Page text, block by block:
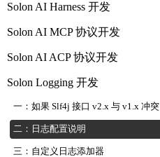
Solon AI Harness 开发
Solon AI MCP 协议开发
Solon AI ACP 协议开发
Solon Logging 开发
一：如果 Slf4j 接口 v2.x 与 v1.x 冲突
二：日志配置说明
三：自定义日志添加器